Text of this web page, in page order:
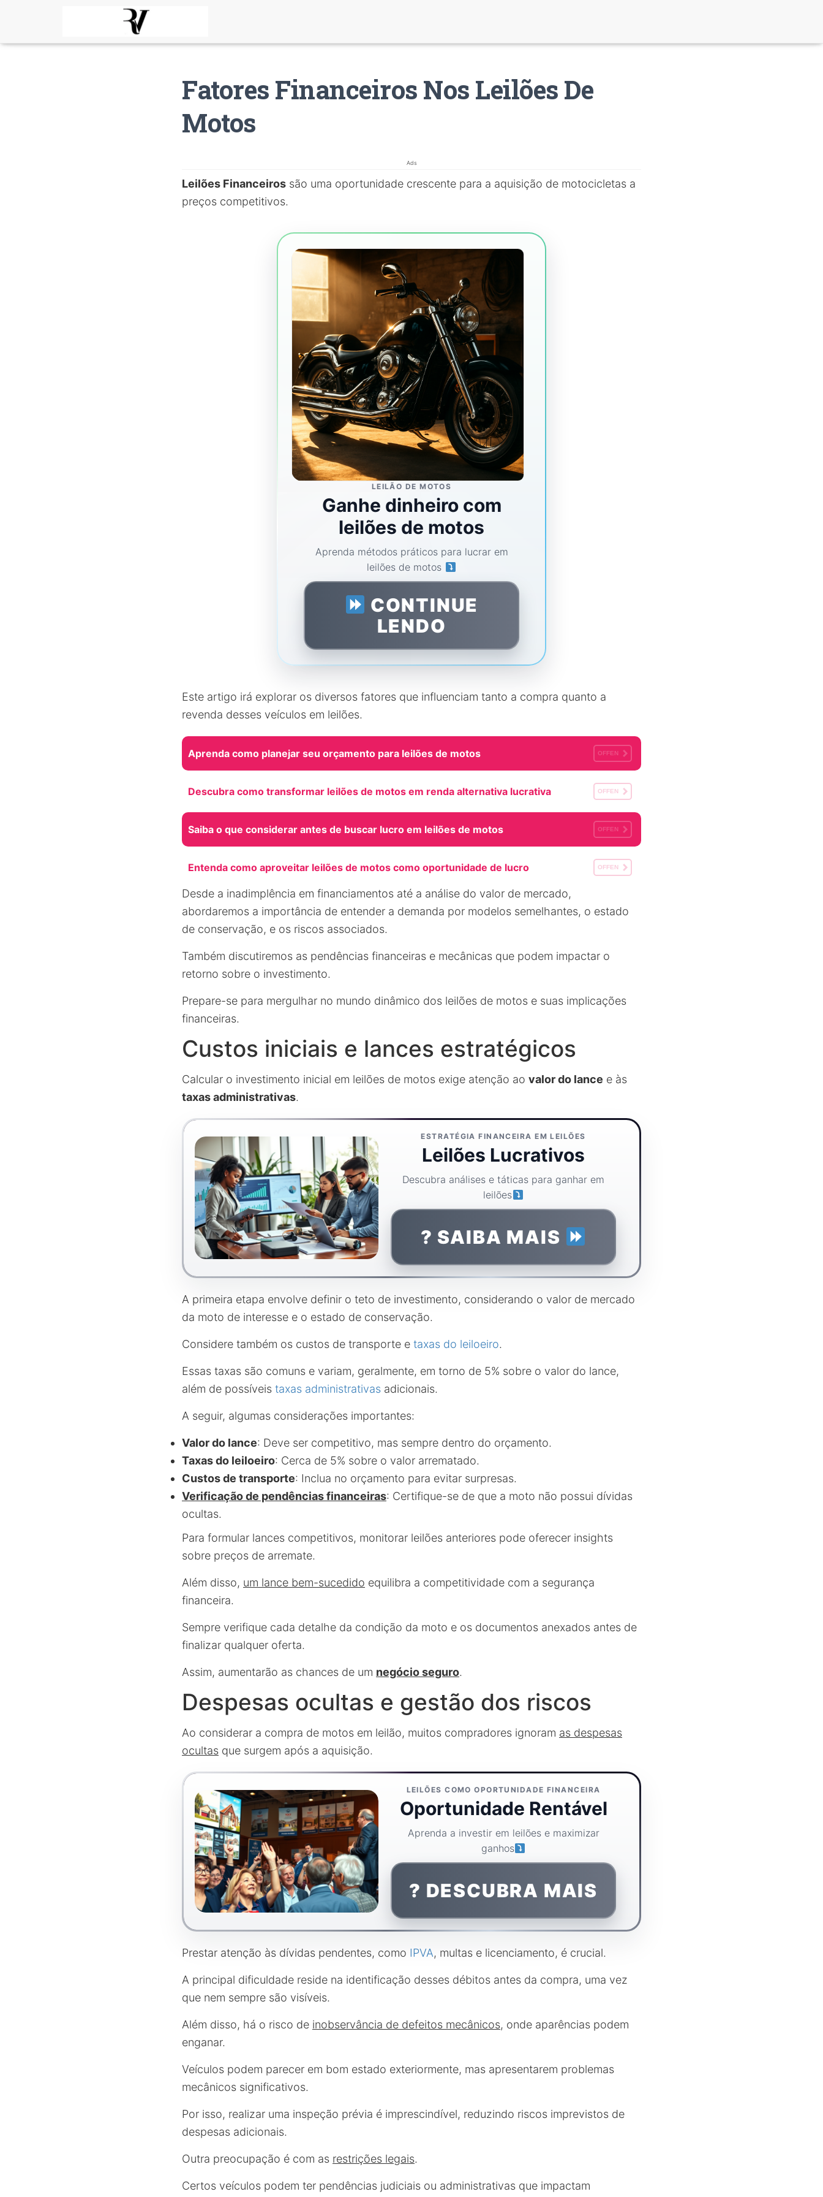
Fatores Financeiros Nos Leilões De
Motos
Ads
Leilões Financeiros são uma oportunidade crescente para a aquisição de motocicletas a
preços competitivos.
LEILÃO DE MOTOS
Ganhe dinheiro com
leilões de motos
Aprenda métodos práticos para lucrar em
leilões de motos
CONTINUE
LENDO
Este artigo irá explorar os diversos fatores que influenciam tanto a compra quanto a
revenda desses veículos em leilões.
Aprenda como planejar seu orçamento para leilões de motos OFFEN
Descubra como transformar leilões de motos em renda alternativa lucrativa OFFEN
Saiba o que considerar antes de buscar lucro em leilões de motos OFFEN
Entenda como aproveitar leilões de motos como oportunidade de lucro OFFEN
Desde a inadimplência em financiamentos até a análise do valor de mercado,
abordaremos a importância de entender a demanda por modelos semelhantes, o estado
de conservação, e os riscos associados.
Também discutiremos as pendências financeiras e mecânicas que podem impactar o
retorno sobre o investimento.
Prepare-se para mergulhar no mundo dinâmico dos leilões de motos e suas implicações
financeiras.
Custos iniciais e lances estratégicos
Calcular o investimento inicial em leilões de motos exige atenção ao valor do lance e às
taxas administrativas.
ESTRATÉGIA FINANCEIRA EM LEILÕES
Leilões Lucrativos
Descubra análises e táticas para ganhar em
leilões
? SAIBA MAIS
A primeira etapa envolve definir o teto de investimento, considerando o valor de mercado
da moto de interesse e o estado de conservação.
Considere também os custos de transporte e taxas do leiloeiro.
Essas taxas são comuns e variam, geralmente, em torno de 5% sobre o valor do lance,
além de possíveis taxas administrativas adicionais.
A seguir, algumas considerações importantes:
Valor do lance: Deve ser competitivo, mas sempre dentro do orçamento.
Taxas do leiloeiro: Cerca de 5% sobre o valor arrematado.
Custos de transporte: Inclua no orçamento para evitar surpresas.
Verificação de pendências financeiras: Certifique-se de que a moto não possui dívidas
ocultas.
Para formular lances competitivos, monitorar leilões anteriores pode oferecer insights
sobre preços de arremate.
Além disso, um lance bem-sucedido equilibra a competitividade com a segurança
financeira.
Sempre verifique cada detalhe da condição da moto e os documentos anexados antes de
finalizar qualquer oferta.
Assim, aumentarão as chances de um negócio seguro.
Despesas ocultas e gestão dos riscos
Ao considerar a compra de motos em leilão, muitos compradores ignoram as despesas
ocultas que surgem após a aquisição.
LEILÕES COMO OPORTUNIDADE FINANCEIRA
Oportunidade Rentável
Aprenda a investir em leilões e maximizar
ganhos
? DESCUBRA MAIS
Prestar atenção às dívidas pendentes, como IPVA, multas e licenciamento, é crucial.
A principal dificuldade reside na identificação desses débitos antes da compra, uma vez
que nem sempre são visíveis.
Além disso, há o risco de inobservância de defeitos mecânicos, onde aparências podem
enganar.
Veículos podem parecer em bom estado exteriormente, mas apresentarem problemas
mecânicos significativos.
Por isso, realizar uma inspeção prévia é imprescindível, reduzindo riscos imprevistos de
despesas adicionais.
Outra preocupação é com as restrições legais.
Certos veículos podem ter pendências judiciais ou administrativas que impactam